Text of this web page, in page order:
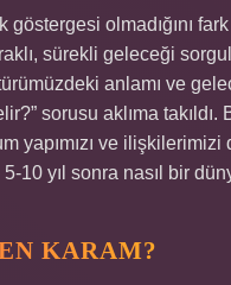
olmadığını
sürekli geleceği
anlamı ve
sorusu aklıma
yapımızı ve
yıl sonra nasıl bir
KARAM?